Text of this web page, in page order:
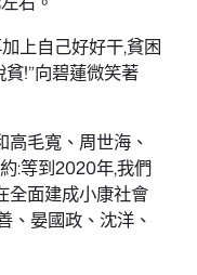
上自己好好干,貧困
!”向碧蓮微笑著
毛寬、周世海、
:等到2020年,我們
全面建成小康社會
、晏國政、沈洋、